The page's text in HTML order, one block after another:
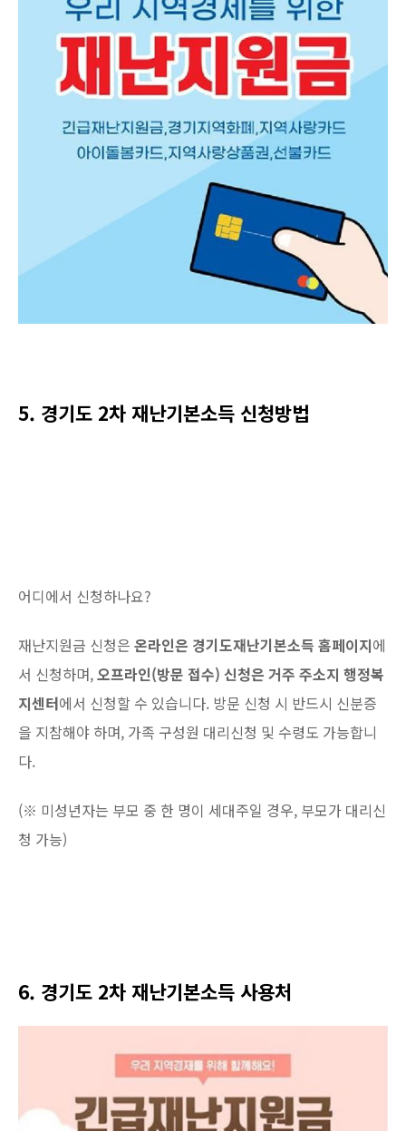
5. 경기도 2차 재난기본소득 신청방법
어디에서 신청하나요?
재난지원금 신청은 온라인은 경기도재난기본소득 홈페이지에
서 신청하며,오프라인(방문 접수) 신청은 거주 주소지 행정복
지센터에서 신청할 수 있습니다. 방문 신청 시 반드시 신분증
을 지참해야 하며, 가족 구성원 대리신청 및 수령도 가능합니
다.
(※ 미성년자는 부모 중 한 명이 세대주일 경우, 부모가 대리신
청 가능)
6. 경기도 2차 재난기본소득 사용처